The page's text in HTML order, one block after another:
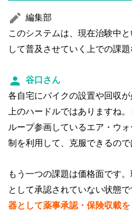
編集部
このシステムは、現在治験中
して普及させていく上での課題
谷口さん
各自宅にバイクの設置や回収
上のハードルではありますね
ループ参画しているエア・ウ
制を利用して、克服できるので
もう一つの課題は価格面です
として承認されていない状態
器として薬事承認・保険収載